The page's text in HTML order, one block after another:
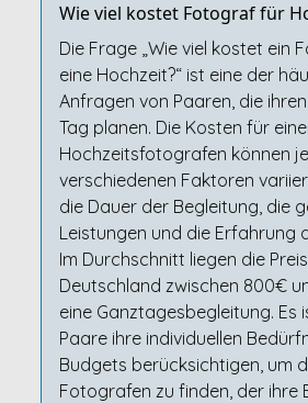
Wie viel kostet Fotograf für
Die Frage „Wie viel kostet ein
eine Hochzeit?“ ist eine der
Anfragen von Paaren, die
Tag planen. Die Kosten für
Hochzeitsfotografen können
verschiedenen Faktoren
die Dauer der Begleitung, die
Leistungen und die Erfahrung
Im Durchschnitt liegen die
Deutschland zwischen 800€
eine Ganztagesbegleitung. Es
Paare ihre individuellen
Budgets berücksichtigen, um
Fotografen zu finden, der ihre